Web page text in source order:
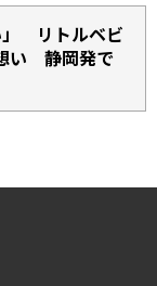
」 リトルベビ
い 静岡発で